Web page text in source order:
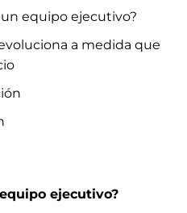
equipo ejecutivo?
a medida que
ejecutivo?